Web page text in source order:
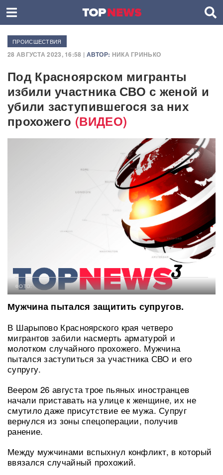
ПРОИСШЕСТВИЯ
28 АВГУСТА 2023, 16:58 | АВТОР: НИКА ГРИНЬКО
Под Красноярском мигранты
избили участника СВО с женой и
убили заступившегося за них
прохожего (ВИДЕО)
ФОТО:
Мужчина пытался защитить супругов.
В Шарыпово Красноярского края четверо
мигрантов забили насмерть арматурой и
молотком случайного прохожего. Мужчина
пытался заступиться за участника СВО и его
супругу.
Веером 26 августа трое пьяных иностранцев
начали приставать на улице к женщине, их не
смутило даже присутствие ее мужа. Супруг
вернулся из зоны спецоперации, получив
ранение.
Между мужчинами вспыхнул конфликт, в который
ввязался случайный прохожий.